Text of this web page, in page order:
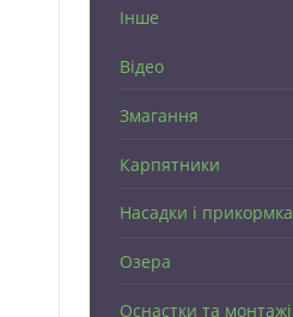
Інше
Відео
Змагання
Карпятники
Насадки і прикормка
Озера
Оснастки та монтажі